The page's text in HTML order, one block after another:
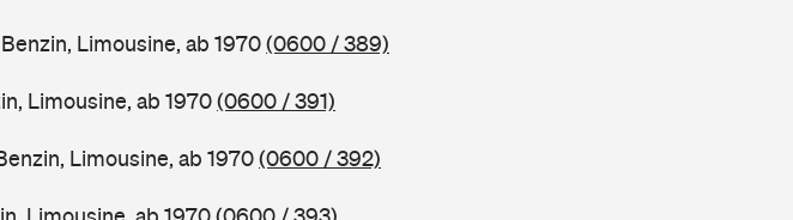
Limousine, ab 1970(0600 / 389)
Limousine, ab 1970(0600 / 391)
Limousine, ab 1970(0600 / 392)